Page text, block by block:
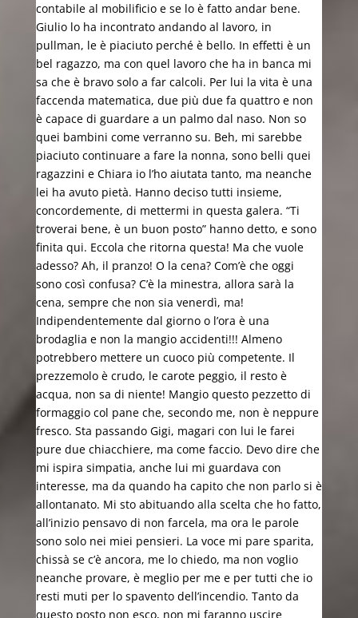
contabile al mobilificio e se lo è fatto andar bene.
Giulio lo ha incontrato andando al lavoro, in
pullman, le è piaciuto perché è bello. In effetti è un
bel ragazzo, ma con quel lavoro che ha in banca mi
sa che è bravo solo a far calcoli. Per lui la vita è una
faccenda matematica, due più due fa quattro e non
è capace di guardare a un palmo dal naso. Non so
quei bambini come verranno su. Beh, mi sarebbe
piaciuto continuare a fare la nonna, sono belli quei
ragazzini e Chiara io l’ho aiutata tanto, ma neanche
lei ha avuto pietà. Hanno deciso tutti insieme,
concordemente, di mettermi in questa galera. “Ti
troverai bene, è un buon posto” hanno detto, e sono
finita qui. Eccola che ritorna questa! Ma che vuole
adesso? Ah, il pranzo! O la cena? Com’è che oggi
sono così confusa? C’è la minestra, allora sarà la
cena, sempre che non sia venerdì, ma!
Indipendentemente dal giorno o l’ora è una
brodaglia e non la mangio accidenti!!! Almeno
potrebbero mettere un cuoco più competente. Il
prezzemolo è crudo, le carote peggio, il resto è
acqua, non sa di niente! Mangio questo pezzetto di
formaggio col pane che, secondo me, non è neppure
fresco. Sta passando Gigi, magari con lui le farei
pure due chiacchiere, ma come faccio. Devo dire che
mi ispira simpatia, anche lui mi guardava con
interesse, ma da quando ha capito che non parlo si è
allontanato. Mi sto abituando alla scelta che ho fatto,
all’inizio pensavo di non farcela, ma ora le parole
sono solo nei miei pensieri. La voce mi pare sparita,
chissà se c’è ancora, me lo chiedo, ma non voglio
neanche provare, è meglio per me e per tutti che io
resti muti per lo spavento dell’incendio. Tanto da
questo posto non esco, non mi faranno uscire